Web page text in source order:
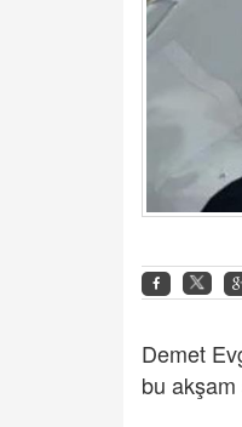
Demet
bu